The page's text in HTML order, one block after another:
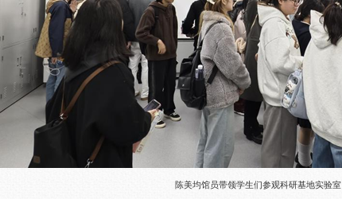
陈美均馆员带领学生们参观科研基地实验室